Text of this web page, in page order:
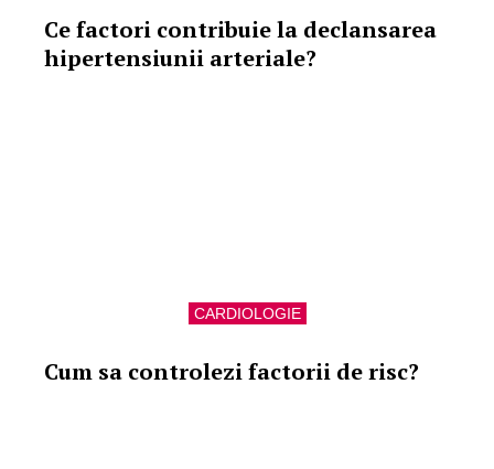
Ce factori contribuie la declansarea
hipertensiunii arteriale?
CARDIOLOGIE
Cum sa controlezi factorii de risc?